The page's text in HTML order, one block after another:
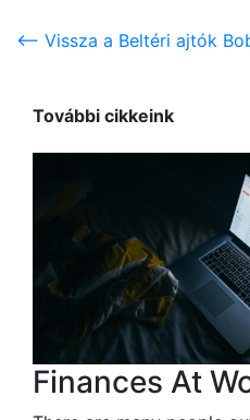
<-- Vissza a Beltéri ajtók
További cikkeink
Finances At